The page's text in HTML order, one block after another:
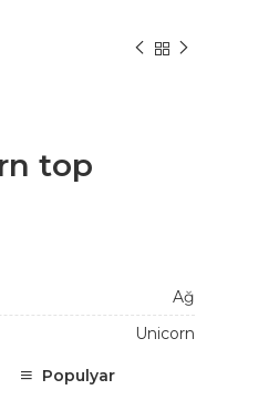
top
Ağ
Unicorn
Populyar